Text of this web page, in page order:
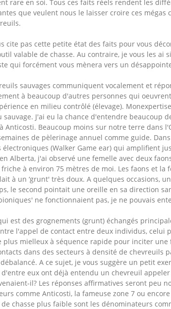
rare en soi. Tous ces faits réels rendent les
que veulent nous le laisser croire ces
cite pas cette petite état des faits pour vous
valable de chasse. Au contraire, je vous les ai
qui forcément vous mènera vers un
sauvages communiquent vocalement et
à beaucoup d'autres personnes qui
en milieu contrôlé (élevage).
sauvage. J'ai eu la chance d'entendre beaucoup
Anticosti. Beaucoup moins sur notre terre dans
de pèlerinage annuel comme guide.
électroniques (Walker Game ear) qui amplifient
Alberta, j'ai observé une femelle avec deux
friche à environ 75 mètres de moi. Les faons et
à un ‘grunt' très doux. A quelques occasions,
le second pointait une oreille en sa direction
ne fonctionnaient pas, je ne pouvais
est des grognements (grunt) échangés
l'appel de contact entre deux individus, celui
plus mielleux à séquence rapide pour inciter
dans des secteurs à densité de chevreuils
A ce sujet, je vous suggère un petit
eux ont déjà entendu un chevreuil
il? Les réponses affirmatives seront peu
comme Anticosti, la fameuse zone 7 ou
chasse plus faible sont les dénominateurs